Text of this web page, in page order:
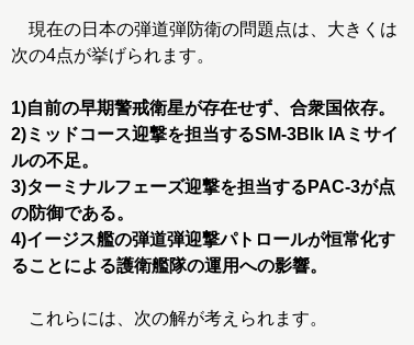
現在の日本の弾道弾防衛の問題点は、大きくは
次の4点が挙げられます。
1)自前の早期警戒衛星が存在せず、合衆国依存。
2)ミッドコース迎撃を担当するSM-3Blk IAミサイ
ルの不足。
3)ターミナルフェーズ迎撃を担当するPAC-3が点
の防御である。
4)イージス艦の弾道弾迎撃パトロールが恒常化す
ることによる護衛艦隊の運用への影響。
これらには、次の解が考えられます。